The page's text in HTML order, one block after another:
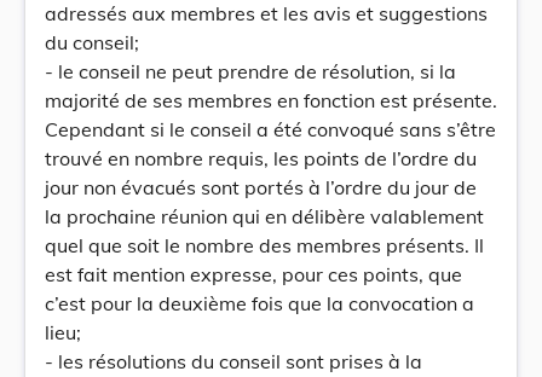
adressés aux membres et les avis et suggestions
du conseil;
- le conseil ne peut prendre de résolution, si la
majorité de ses membres en fonction est présente.
Cependant si le conseil a été convoqué sans s’être
trouvé en nombre requis, les points de l’ordre du
jour non évacués sont portés à l’ordre du jour de
la prochaine réunion qui en délibère valablement
quel que soit le nombre des membres présents. Il
est fait mention expresse, pour ces points, que
c’est pour la deuxième fois que la convocation a
lieu;
- les résolutions du conseil sont prises à la